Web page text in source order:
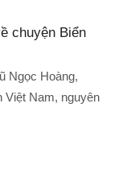
chuyện Biển
Ngọc Hoàng,
Việt Nam, nguyên